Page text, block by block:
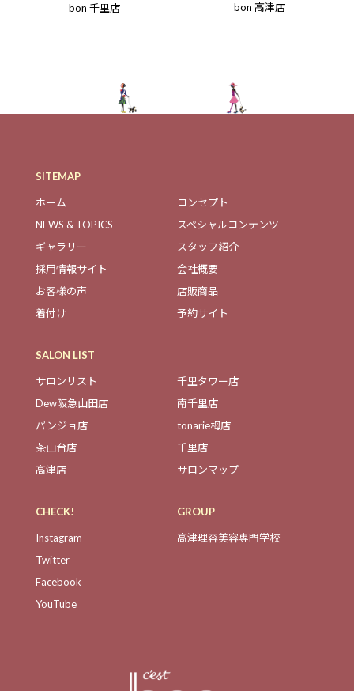
bon 千里店 bon 高津店
SITEMAP
ホーム
コンセプト
NEWS & TOPICS
スペシャルコンテンツ
ギャラリー
スタッフ紹介
採用情報サイト
会社概要
お客様の声
店販商品
着付け
予約サイト
SALON LIST
サロンリスト
千里タワー店
Dew阪急山田店
南千里店
パンジョ店
tonarie栂店
茶山台店
千里店
高津店
サロンマップ
CHECK!
Instagram
Twitter
Facebook
YouTube
GROUP
高津理容美容専門学校